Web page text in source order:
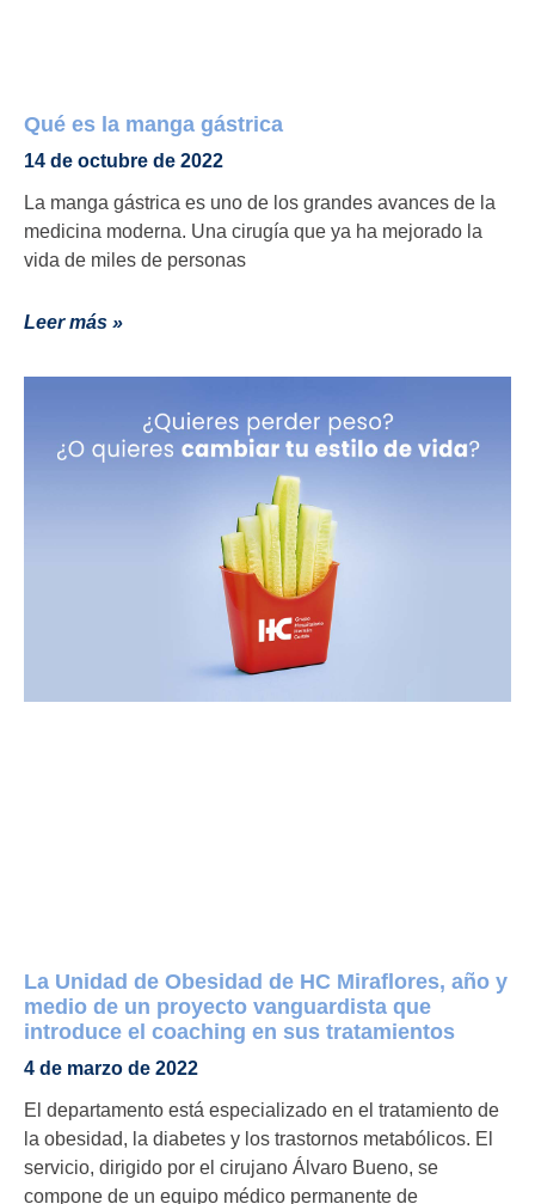
Qué es la manga gástrica
14 de octubre de 2022
La manga gástrica es uno de los grandes avances de la
medicina moderna. Una cirugía que ya ha mejorado la
vida de miles de personas
Leer más »
La Unidad de Obesidad de HC Miraflores, año y
medio de un proyecto vanguardista que
introduce el coaching en sus tratamientos
4 de marzo de 2022
El departamento está especializado en el tratamiento de
la obesidad, la diabetes y los trastornos metabólicos. El
servicio, dirigido por el cirujano Álvaro Bueno, se
compone de un equipo médico permanente de